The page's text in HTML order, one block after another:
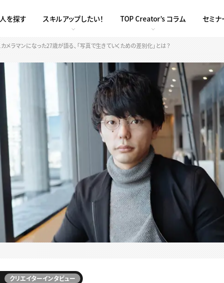
を探す スキルアップしたい！ TOP Creator’s コラム セミナ
メラマンになった27歳が語る、「写真で生きていくための差別化」とは？
クリエイターインタビュー